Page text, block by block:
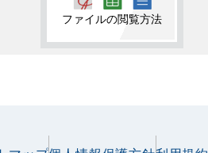
ファイルの閲覧方法